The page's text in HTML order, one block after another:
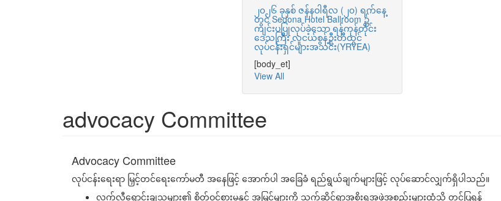
၂၀၂၆ ခုနှစ် ဇန်နဝါရီလ (၂၀) ရက်နေ့
တွင် Sedona Hotel Ballroom ၌
ကျင်းပပြုလုပ်ခဲ့သော ရန်ကုန်တိုင်း
ဒေသကြီး လူငယ်စွန့်ဦးတီထွင်
လုပ်ငန်းရှင်များအသင်း(YRYEA)
[body_et]
View All
advocacy Committee
Advocacy Committee
လုပ်ငန်းရေးရာ မြှင့်တင်ရေးကော်မတီ အနေဖြင့် အောက်ပါ အခြေခံ ရည်ရွယ်ချက်များဖြင့် လုပ်ဆောင်လျှက်ရှိပါသည်။
လက်လီရောင်းချသူများ၏ စိတ်ဝင်စားမှုနှင့် အမြင်များကို သက်ဆိုင်ရာအစိုးရအဖွဲ့အစည်းများထံသို့ တင်ပြရန်